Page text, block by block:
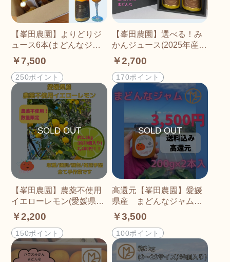
【峯田農園】よりどりジ
ュース6本(まどんなジュ
ース、みかんジュース)セ
ット
￥7,500
250ポイント
【峯田農園】選べる！み
かんジュース(2025年産
温州みかん/まどんな)
￥2,700
170ポイント
【峯田農園】農薬不使用
イエローレモン(愛媛県産)
約2.5kg(約20個入り)
￥2,200
150ポイント
高還元【峯田農園】愛媛
県産 まどんなジャム 2
00g入×2本
￥3,500
100ポイント